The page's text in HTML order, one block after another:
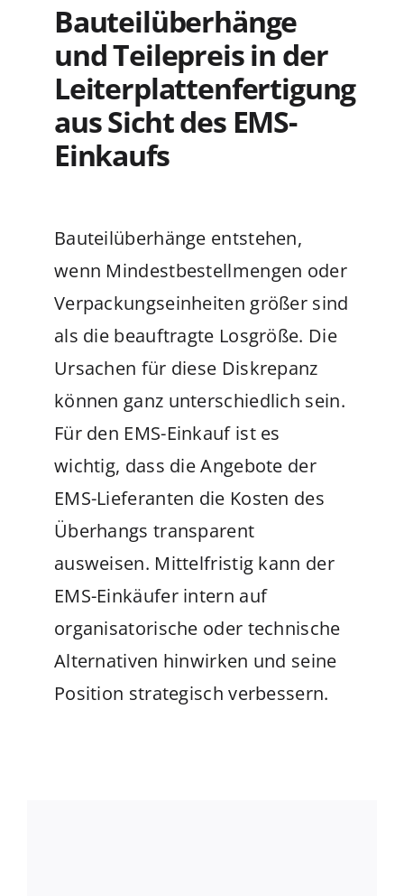
Bauteilüberhänge
und Teilepreis in der
Leiterplattenfertigung
aus Sicht des EMS-
Einkaufs
Bauteilüberhänge entstehen,
wenn Mindestbestellmengen oder
Verpackungseinheiten größer sind
als die beauftragte Losgröße. Die
Ursachen für diese Diskrepanz
können ganz unterschiedlich sein.
Für den EMS-Einkauf ist es
wichtig, dass die Angebote der
EMS-Lieferanten die Kosten des
Überhangs transparent
ausweisen. Mittelfristig kann der
EMS-Einkäufer intern auf
organisatorische oder technische
Alternativen hinwirken und seine
Position strategisch verbessern.